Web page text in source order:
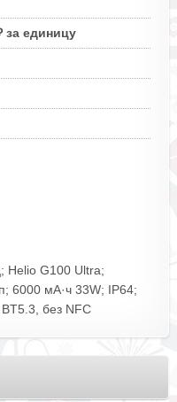
за единицу
Helio G100 Ultra;
6000 мА·ч 33W; IP64;
без NFC